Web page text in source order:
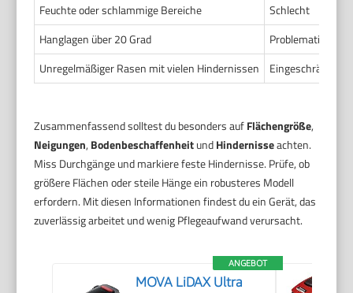
Feuchte oder schlammige Bereiche
Schlecht
Hanglagen über 20 Grad
Problematisch
Unregelmäßiger Rasen mit vielen Hindernissen
Eingeschränkt
Zusammenfassend solltest du besonders aufFlächengröße,
Neigungen, BodenbeschaffenheitundHindernisseachten.
Miss Durchgänge und markiere feste Hindernisse. Prüfe, ob
größere Flächen oder steile Hänge ein robusteres Modell
erfordern. Mit diesen Informationen findest du ein Gerät, das
zuverlässig arbeitet und wenig Pflegeaufwand verursacht.
ANGEBOT
MOVA LiDAX Ultra